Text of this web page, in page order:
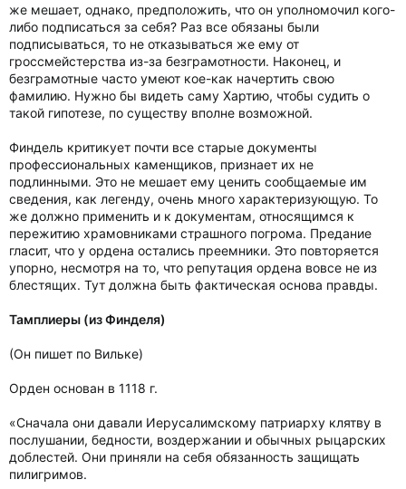
же мешает, однако, предположить, что он уполномочил кого-
либо подписаться за себя? Раз все обязаны были
подписываться, то не отказываться же ему от
гроссмейстерства из-за безграмотности. Наконец, и
безграмотные часто умеют кое-как начертить свою
фамилию. Нужно бы видеть саму Хартию, чтобы судить о
такой гипотезе, по существу вполне возможной.
Финдель критикует почти все старые документы
профессиональных каменщиков, признает их не
подлинными. Это не мешает ему ценить сообщаемые им
сведения, как легенду, очень много характеризующую. То
же должно применить и к документам, относящимся к
пережитию храмовниками страшного погрома. Предание
гласит, что у ордена остались преемники. Это повторяется
упорно, несмотря на то, что репутация ордена вовсе не из
блестящих. Тут должна быть фактическая основа правды.
Тамплиеры (из Финделя)
(Он пишет по Вильке)
Орден основан в 1118 г.
«Сначала они давали Иерусалимскому патриарху клятву в
послушании, бедности, воздержании и обычных рыцарских
доблестей. Они приняли на себя обязанность защищать
пилигримов.